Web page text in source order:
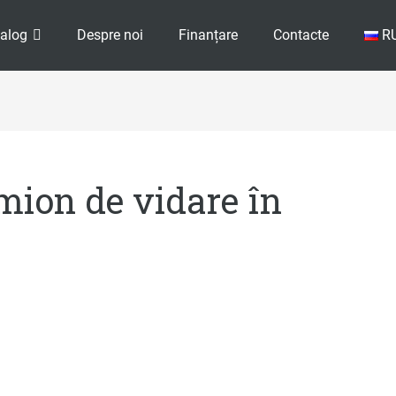
Despre noi Finanțare Contacte
de vidare în